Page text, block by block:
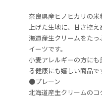
奈良県産ヒノヒカリの
上げた生地に、甘さ控
海道産生クリームをた
イーツです。
小麦アレルギーの方に
る健康にも嬉しい商品で
●プレーン
北海道産生クリームの